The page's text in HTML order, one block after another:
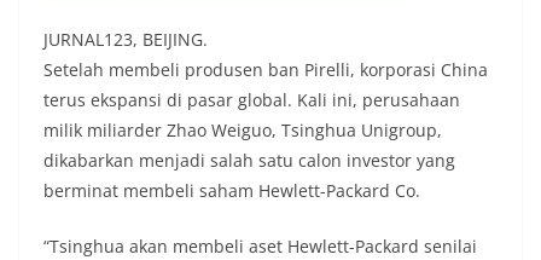
JURNAL123, BEIJING.
Setelah membeli produsen ban Pirelli, korporasi China
terus ekspansi di pasar global. Kali ini, perusahaan
milik miliarder Zhao Weiguo, Tsinghua Unigroup,
dikabarkan menjadi salah satu calon investor yang
berminat membeli saham Hewlett-Packard Co.
“Tsinghua akan membeli aset Hewlett-Packard senilai